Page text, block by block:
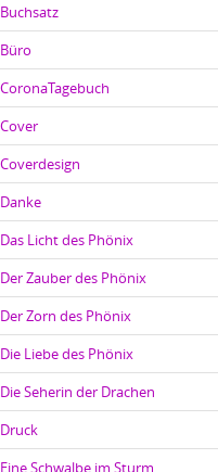
Buchsatz
Büro
CoronaTagebuch
Cover
Coverdesign
Danke
Das Licht des Phönix
Der Zauber des Phönix
Der Zorn des Phönix
Die Liebe des Phönix
Die Seherin der Drachen
Druck
Eine Schwalbe im Sturm